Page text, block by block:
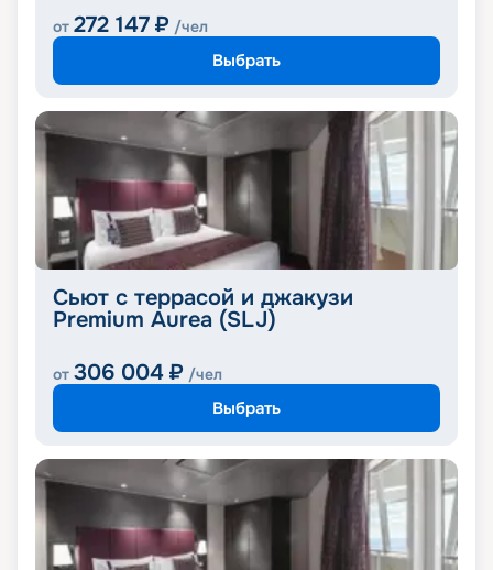
от 272 147 ₽ /чел
Выбрать
Cьют с террасой и джакузи
Premium Aurea (SLJ)
от 306 004 ₽ /чел
Выбрать